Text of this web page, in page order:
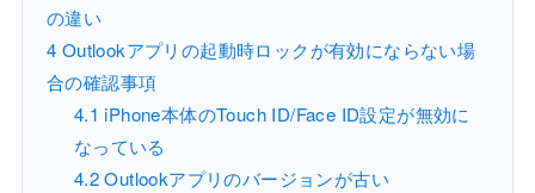
の違い
4 Outlookアプリの起動時ロックが有効にならない場
合の確認事項
4.1 iPhone本体のTouch ID/Face ID設定が無効に
なっている
4.2Outlookアプリのバージョンが古い